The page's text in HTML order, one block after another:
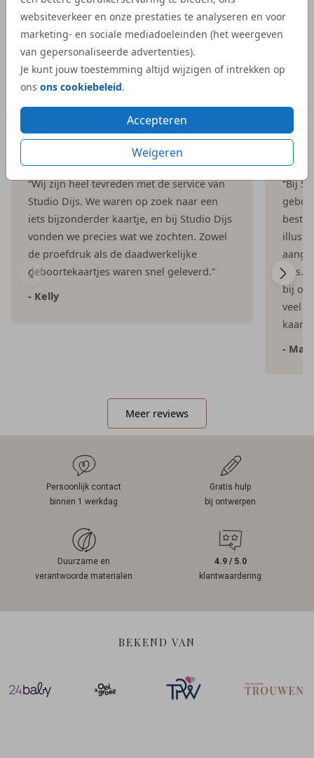
websiteverkeer en onze prestaties te analyseren en voor
marketing- en sociale mediadoeleinden (het weergeven
van gepersonaliseerde advertenties).
Je kunt jouw toestemming altijd wijzigen of intrekken op
ons ons cookiebeleid.
Accepteren
Weigeren
Reviews van onze klanten
“Wij zijn heel tevreden met de service van
Studio Dijs. We waren op zoek naar een
iets bijzonderder kaartje, en bij Studio Dijs
vonden we precies wat we zochten. Zowel
de proefdruk als de daadwerkelijke
geboortekaartjes waren snel geleverd.”
- Kelly
“Bij
Dijs.
bij
veel
-
Meer reviews
Persoonlijk contact
binnen 1 werkdag
Gratis hulp
bij ontwerpen
Duurzame en
verantwoorde materialen
4.9 / 5.0
klantwaardering
BEKEND VAN